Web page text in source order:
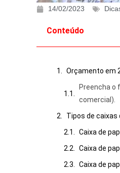
14/02/2023
Conteúdo
Orçamento em
Preencha o
comercial).
Tipos de caixas
Caixa de
Caixa de
Caixa de